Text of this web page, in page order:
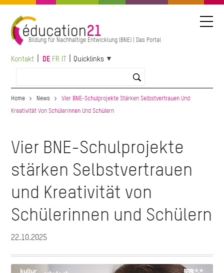
Direkt
Inhalt
Bildung für Nachhaltige Entwicklung (BNE) | Das Portal
Kontakt DE FR Quicklinks
Home News Vier BNE-Schulprojekte Stärken Selbstvertrauen Und
Kreativität Von Schülerinnen Und Schülern
Vier BNE-Schulprojekte
stärken Selbstvertrauen
und Kreativität von
Schülerinnen und Schülern
22.10.2025